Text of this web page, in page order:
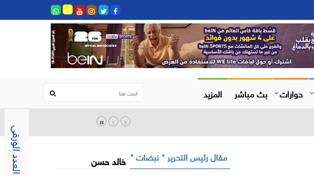
العدد الورقى
حوارات بث مباشر المزيد
مقال رئيس التحرير " نبضات " خالد حسن